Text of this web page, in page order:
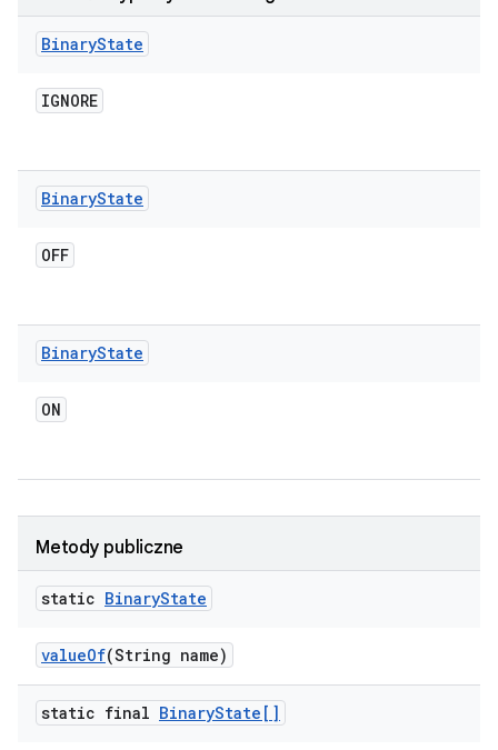
BinaryState
IGNORE
BinaryState
OFF
BinaryState
ON
Metody publiczne
static BinaryState
valueOf(String name)
static final BinaryState[]